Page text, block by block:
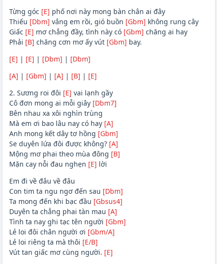
Từng góc [E] phố nơi này mong bàn chân ai đây
Thiếu [Dbm] vắng em rồi, gió buồn [Gbm] không rung cây
Giấc [E] mơ chẳng đầy, tình này có [Gbm] chăng ai hay
Phải [B] chăng cơn mơ ấy vút [Gbm] bay.
[E] | [E] | [Dbm] | [Dbm]
[A] | [Gbm] | [A] | [B] | [E]
2. Sương roi đôi [E] vai lạnh gầy
Cô đơn mong ai mỗi giây [Dbm7]
Bên nhau xa xôi nghìn trùng
Mà em ơi bao lâu nay có hay [A]
Anh mong kết dây tơ hồng [Gbm]
Se duyên lứa đôi được không? [A]
Mộng mơ phai theo mùa đông [B]
Mặn cay nỗi đau nghẹn [E] lời
Em đi về đâu về đâu
Con tim ta ngu ngơ đến sau [Dbm]
Ta mong đến khi bạc đầu [Gbsus4]
Duyên ta chẳng phai tàn mau [A]
Tình ta nay ghi tạc tên người [Gbm]
Lẻ loi đôi chân người ơi [Gbm/A]
Lẻ loi riêng ta mà thôi [E/B]
Vút tan giấc mơ cùng người. [E]